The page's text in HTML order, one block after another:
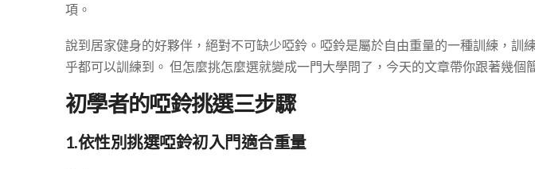
項。
說到居家健身的好夥伴，絕對不可缺少啞鈴。啞鈴是屬於自由重量的一種訓練，訓
乎都可以訓練到。 但怎麼挑怎麼選就變成一門大學問了，今天的文章帶你跟著幾個
初學者的啞鈴挑選三步驟
1.依性別挑選啞鈴初入門適合重量